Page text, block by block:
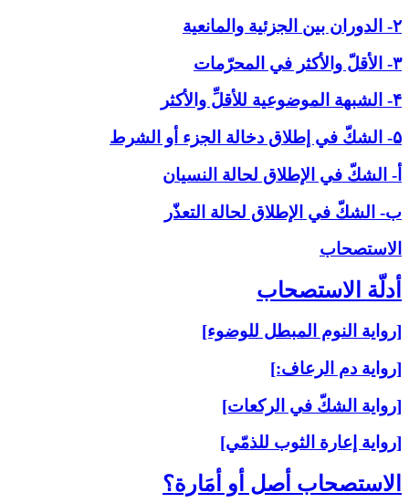
۲- الدوران بين الجزئية والمانعية
۳- الأقلّ والأكثر في المحرّمات
۴- الشبهة الموضوعية للأقلِّ والأكثر
۵- الشكّ في إطلاق دخالة الجزء أو الشرط
أ- الشكّ في الإطلاق لحالة النسيان
ب- الشكّ في الإطلاق لحالة التعذّر
الاستصحاب‏
أدلّة الاستصحاب‏
[رواية النوم المبطل للوضوء]
[رواية دم الرعاف:]
[رواية الشكّ في الركعات]
[رواية إعارة الثوب للذمّي]
الاستصحاب أصل أو أمَارة؟